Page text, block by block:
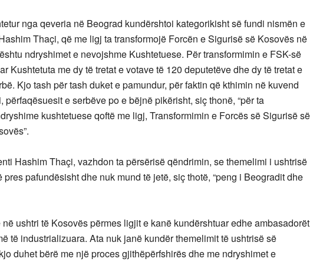
nga qeveria në Beograd kundërshtoi kategorikisht së fundi nismën e
Thaçi, që me ligj ta transformojë Forcën e Sigurisë së Kosovës në
ndryshimet e nevojshme Kushtetuese. Për transformimin e FSK-së
Kushtetuta me dy të tretat e votave të 120 deputetëve dhe dy të tretat e
Kjo tash për tash duket e pamundur, për faktin që kthimin në kuvend
përfaqësuesit e serbëve po e bëjnë pikërisht, siç thonë, “për ta
kushtetuese qoftë me ligj, Transformimin e Forcës së Sigurisë së
Hashim Thaçi, vazhdon ta përsërisë qëndrimin, se themelimi i ushtrisë
pafundësisht dhe nuk mund të jetë, siç thotë, “peng i Beogradit dhe
ushtri të Kosovës përmes ligjit e kanë kundërshtuar edhe ambasadorët
të industrializuara. Ata nuk janë kundër themelimit të ushtrisë së
duhet bërë me një proces gjithëpërfshirës dhe me ndryshimet e